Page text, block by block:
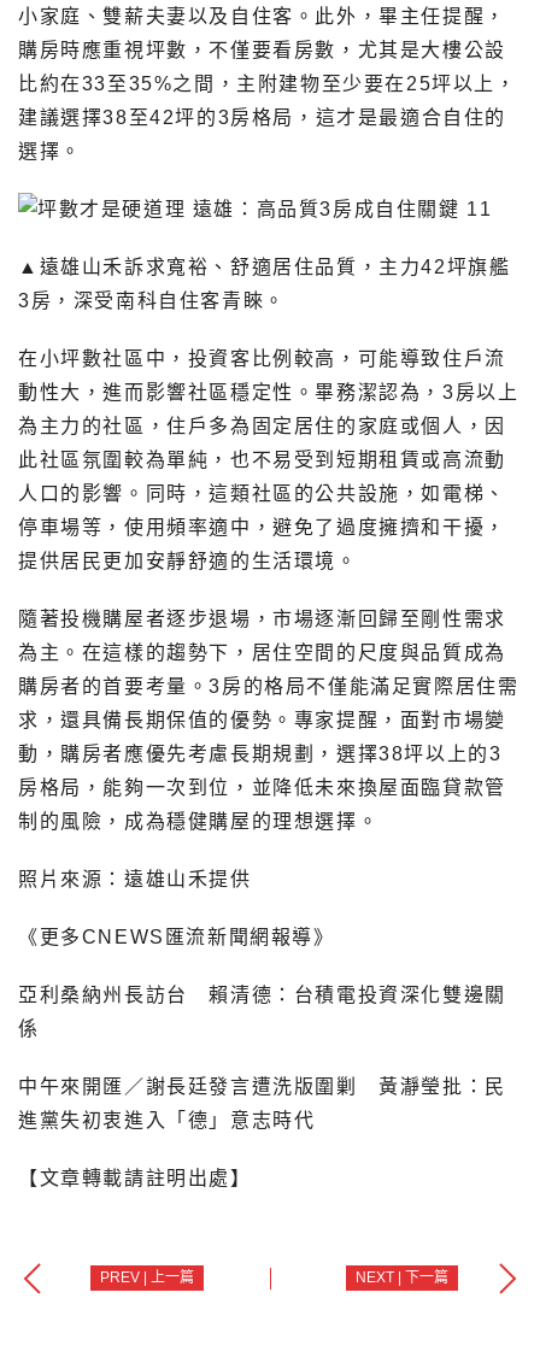
小家庭、雙薪夫妻以及自住客。此外，畢主任提醒，
購房時應重視坪數，不僅要看房數，尤其是大樓公設
比約在33至35%之間，主附建物至少要在25坪以上，
建議選擇38至42坪的3房格局，這才是最適合自住的
選擇。
▲遠雄山禾訴求寬裕、舒適居住品質，主力42坪旗艦
3房，深受南科自住客青睞。
在小坪數社區中，投資客比例較高，可能導致住戶流
動性大，進而影響社區穩定性。畢務潔認為，3房以上
為主力的社區，住戶多為固定居住的家庭或個人，因
此社區氛圍較為單純，也不易受到短期租賃或高流動
人口的影響。同時，這類社區的公共設施，如電梯、
停車場等，使用頻率適中，避免了過度擁擠和干擾，
提供居民更加安靜舒適的生活環境。
隨著投機購屋者逐步退場，市場逐漸回歸至剛性需求
為主。在這樣的趨勢下，居住空間的尺度與品質成為
購房者的首要考量。3房的格局不僅能滿足實際居住需
求，還具備長期保值的優勢。專家提醒，面對市場變
動，購房者應優先考慮長期規劃，選擇38坪以上的3
房格局，能夠一次到位，並降低未來換屋面臨貸款管
制的風險，成為穩健購屋的理想選擇。
照片來源：遠雄山禾提供
《更多CNEWS匯流新聞網報導》
亞利桑納州長訪台 賴清德：台積電投資深化雙邊關
係
中午來開匯／謝長廷發言遭洗版圍剿 黃瀞瑩批：民
進黨失初衷進入「德」意志時代
【文章轉載請註明出處】
PREV | 上一篇 NEXT | 下一篇